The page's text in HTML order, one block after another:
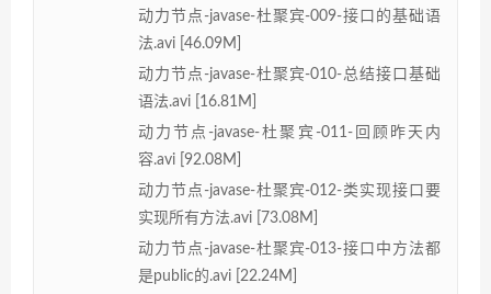
动力节点-javase-杜聚宾-009-接口的基础语
法.avi [46.09M]
动力节点-javase-杜聚宾-010-总结接口基础
语法.avi [16.81M]
动力节点-javase-杜聚宾-011-回顾昨天内
容.avi [92.08M]
动力节点-javase-杜聚宾-012-类实现接口要
实现所有方法.avi [73.08M]
动力节点-javase-杜聚宾-013-接口中方法都
是public的.avi [22.24M]